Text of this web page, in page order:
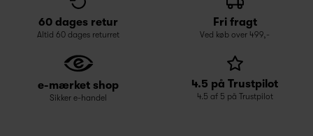
60 dages retur
Altid 60 dages returret
Fri fragt
Ved køb over 499,-
e-mærket shop
Sikker e-handel
4.5 på Trustpilot
4.5 af 5 på Trustpilot